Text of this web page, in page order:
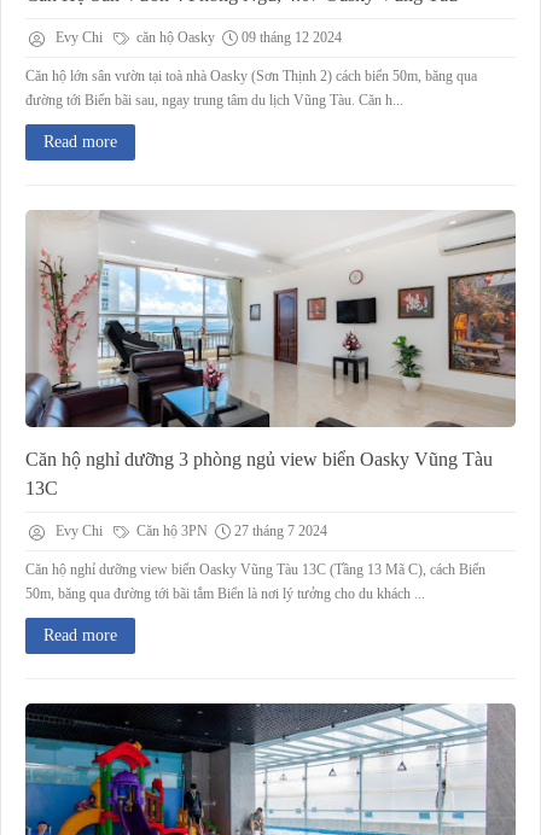
Evy Chi căn hộ Oasky 09 tháng 12 2024
Căn hộ lớn sân vườn tại toà nhà Oasky (Sơn Thịnh 2) cách biển 50m, băng qua
đường tới Biển bãi sau, ngay trung tâm du lịch Vũng Tàu. Căn h...
Read more
Căn hộ nghỉ dưỡng 3 phòng ngủ view biển Oasky Vũng Tàu
13C
Evy Chi Căn hộ 3PN 27 tháng 7 2024
Căn hộ nghỉ dưỡng view biển Oasky Vũng Tàu 13C (Tầng 13 Mã C), cách Biển
50m, băng qua đường tới bãi tắm Biển là nơi lý tưởng cho du khách ...
Read more